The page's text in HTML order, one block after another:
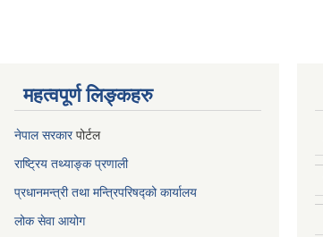
महत्वपूर्ण लिङ्कहरु
नेपाल सरकारपोर्टल
राष्ट्रिय तथ्याङ्क प्रणाली
प्रधानमन्त्री तथा मन्त्रिपरिषद्को कार्यालय
लोक सेवाआयोग